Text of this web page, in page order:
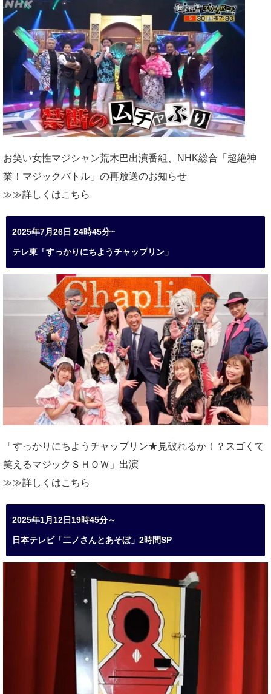
お笑い女性マジシャン荒木巴出演番組、
NHK総合「超絶神
業！マジックバトル」の再放送のお知らせ
≫≫詳しくはこちら
2025年7月26日 24時45分~
テレ東「すっかりにちようチャップリン」
「すっかりにちようチャップリン★見破れるか！？スゴくて
笑えるマジックＳＨＯＷ」出演
≫≫詳しくはこちら
2025年1月12日19時45分～
日本テレビ「二ノさんとあそぼ」2時間SP